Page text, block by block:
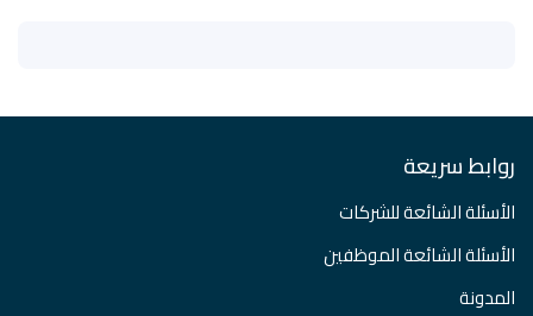
روابط سريعة
الأسئلة الشائعة للشركات
الأسئلة الشائعة الموظفين
المدونة